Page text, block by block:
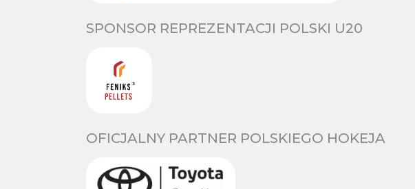
SPONSOR REPREZENTACJI POLSKI U20
OFICJALNY PARTNER POLSKIEGO HOKEJA